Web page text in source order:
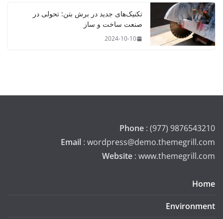
تکنیک‌های جدید در برش بتن: تحولی در
صنعت ساخت و ساز
2024-10-10
Phone : (977) 9876543210
Email : wordpress@demo.themegrill.com
Website : www.themegrill.com
Home
Environment